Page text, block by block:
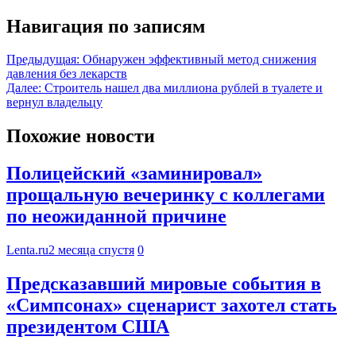
Навигация по записям
Предыдущая: Обнаружен эффективный метод снижения
давления без лекарств
Далее: Строитель нашел два миллиона рублей в туалете и
вернул владельцу
Похожие новости
Полицейский «заминировал»
прощальную вечеринку с коллегами
по неожиданной причине
Lenta.ru2 месяца спустя 0
Предсказавший мировые события в
«Симпсонах» сценарист захотел стать
президентом США